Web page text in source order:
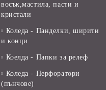
восък,мастила, пасти и
кристали
Коледа - Панделки, ширити
и конци
Коелда - Папки за релеф
Коледа - Перфоратори
(пънчове)